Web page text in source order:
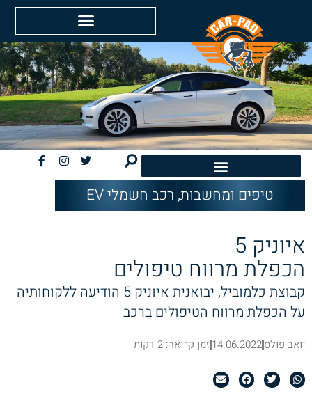
טיפים ומחשבות,רכב חשמלי EV
איוניק 5
הכפלת מרווח טיפולים
קבוצת כלמוביל, יבואנית איוניק 5 הודיעה ללקוחותיה
על הכפלת מרווח הטיפולים ברכב
יואב פולס14.06.2022זמן קריאה: 2 דקות